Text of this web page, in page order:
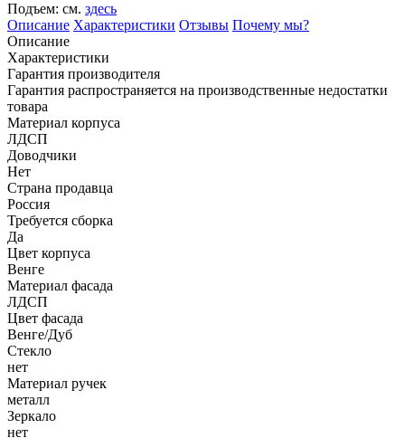
Подъем: см. здесь
Описание Характеристики Отзывы Почему мы?
Описание
Характеристики
Гарантия производителя
Гарантия распространяется на производственные недостатки
товара
Материал корпуса
ЛДСП
Доводчики
Нет
Страна продавца
Россия
Требуется сборка
Да
Цвет корпуса
Венге
Материал фасада
ЛДСП
Цвет фасада
Венге/Дуб
Стекло
нет
Материал ручек
металл
Зеркало
нет